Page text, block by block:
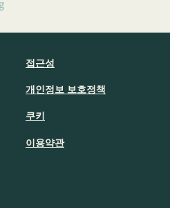
접근성
개인정보 보호정책
쿠키
이용약관